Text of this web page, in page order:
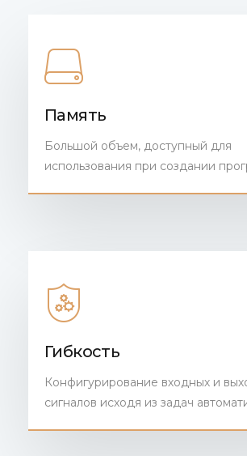
Память
Большой объем, доступный для
использования при создании
Гибкость
Конфигурирование входных и
сигналов исходя из задач